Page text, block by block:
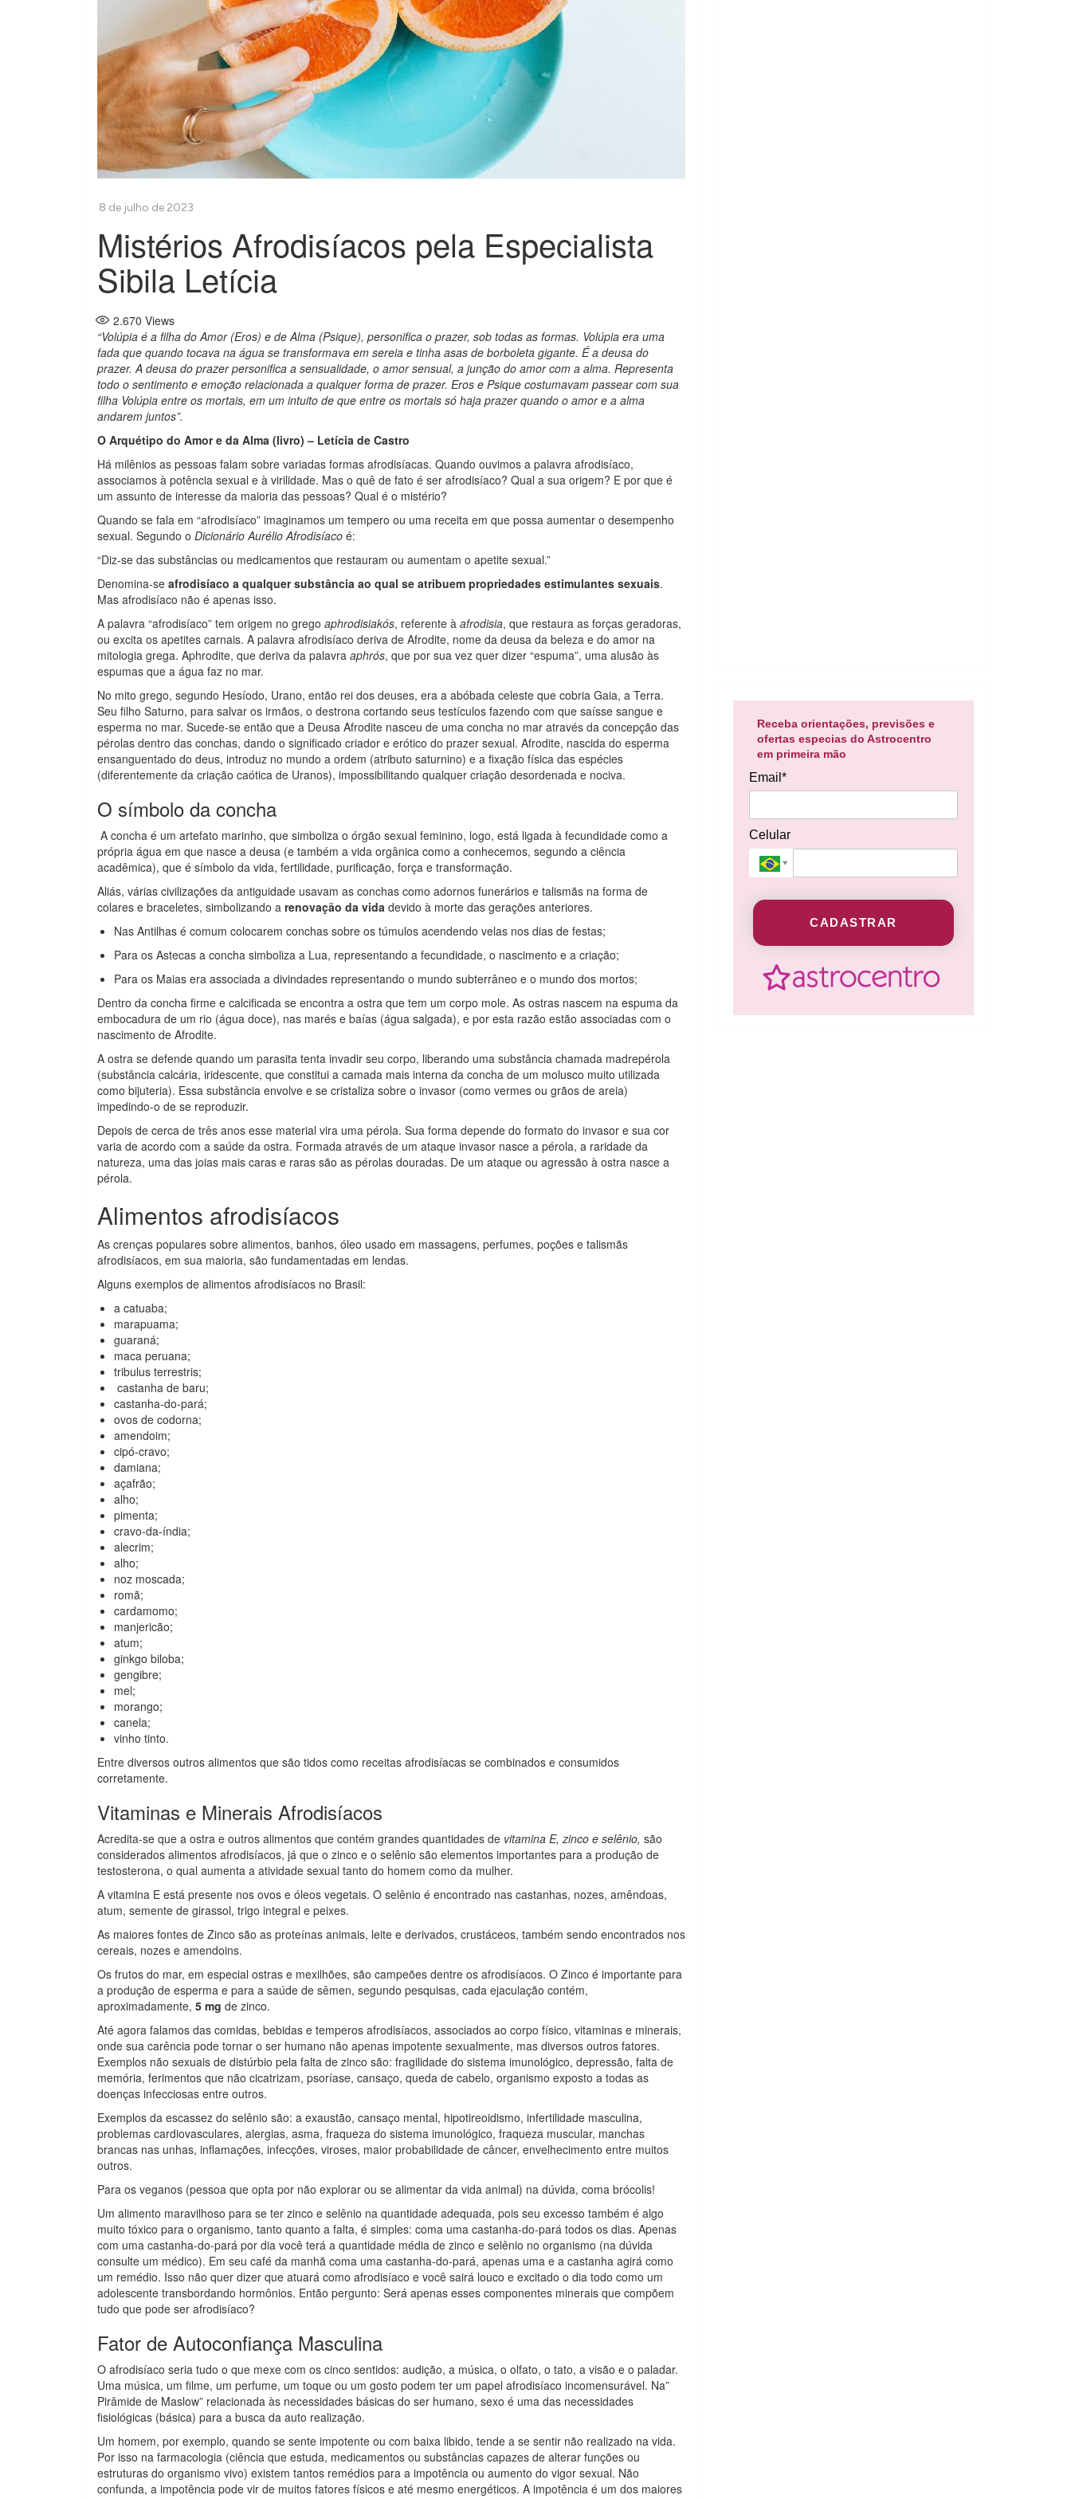
Mistérios Afrodisíacos pela Especialista
Sibila Letícia
2.670 Views
“Volúpia é a filha do Amor (Eros) e de Alma (Psique), personifica o prazer, sob todas as formas. Volúpia era uma
fada que quando tocava na água se transformava em sereia e tinha asas de borboleta gigante. É a deusa do
prazer. A deusa do prazer personifica a sensualidade, o amor sensual, a junção do amor com a alma. Representa
todo o sentimento e emoção relacionada a qualquer forma de prazer. Eros e Psique costumavam passear com sua
filha Volúpia entre os mortais, em um intuito de que entre os mortais só haja prazer quando o amor e a alma
andarem juntos”.
O Arquétipo do Amor e da Alma (livro) – Letícia de Castro
Há milênios as pessoas falam sobre variadas formas afrodisíacas. Quando ouvimos a palavra afrodisíaco,
associamos à potência sexual e à virilidade. Mas o quê de fato é ser afrodisíaco? Qual a sua origem? E por que é
um assunto de interesse da maioria das pessoas? Qual é o mistério?
Quando se fala em “afrodisíaco” imaginamos um tempero ou uma receita em que possa aumentar o desempenho
sexual. Segundo o Dicionário Aurélio Afrodisíaco é:
“Diz-se das substâncias ou medicamentos que restauram ou aumentam o apetite sexual.”
Denomina-se afrodisíaco a qualquer substância ao qual se atribuem propriedades estimulantes sexuais.
Mas afrodisíaco não é apenas isso.
A palavra “afrodisíaco” tem origem no grego aphrodisiakós, referente à afrodisia, que restaura as forças geradoras,
ou excita os apetites carnais. A palavra afrodisíaco deriva de Afrodite, nome da deusa da beleza e do amor na
mitologia grega. Aphrodite, que deriva da palavra aphrós, que por sua vez quer dizer “espuma”, uma alusão às
espumas que a água faz no mar.
No mito grego, segundo Hesíodo, Urano, então rei dos deuses, era a abóbada celeste que cobria Gaia, a Terra.
Seu filho Saturno, para salvar os irmãos, o destrona cortando seus testículos fazendo com que saísse sangue e
esperma no mar. Sucede-se então que a Deusa Afrodite nasceu de uma concha no mar através da concepção das
pérolas dentro das conchas, dando o significado criador e erótico do prazer sexual. Afrodite, nascida do esperma
ensanguentado do deus, introduz no mundo a ordem (atributo saturnino) e a fixação física das espécies
(diferentemente da criação caótica de Uranos), impossibilitando qualquer criação desordenada e nociva.
O símbolo da concha
A concha é um artefato marinho, que simboliza o órgão sexual feminino, logo, está ligada à fecundidade como a
própria água em que nasce a deusa (e também a vida orgânica como a conhecemos, segundo a ciência
acadêmica), que é símbolo da vida, fertilidade, purificação, força e transformação.
Aliás, várias civilizações da antiguidade usavam as conchas como adornos funerários e talismãs na forma de
colares e braceletes, simbolizando a renovação da vida devido à morte das gerações anteriores.
Nas Antilhas é comum colocarem conchas sobre os túmulos acendendo velas nos dias de festas;
Para os Astecas a concha simboliza a Lua, representando a fecundidade, o nascimento e a criação;
Para os Maias era associada a divindades representando o mundo subterrâneo e o mundo dos mortos;
Dentro da concha firme e calcificada se encontra a ostra que tem um corpo mole. As ostras nascem na espuma da
embocadura de um rio (água doce), nas marés e baías (água salgada), e por esta razão estão associadas com o
nascimento de Afrodite.
A ostra se defende quando um parasita tenta invadir seu corpo, liberando uma substância chamada madrepérola
(substância calcária, iridescente, que constitui a camada mais interna da concha de um molusco muito utilizada
como bijuteria). Essa substância envolve e se cristaliza sobre o invasor (como vermes ou grãos de areia)
impedindo-o de se reproduzir.
Depois de cerca de três anos esse material vira uma pérola. Sua forma depende do formato do invasor e sua cor
varia de acordo com a saúde da ostra. Formada através de um ataque invasor nasce a pérola, a raridade da
natureza, uma das joias mais caras e raras são as pérolas douradas. De um ataque ou agressão à ostra nasce a
pérola.
Alimentos afrodisíacos
As crenças populares sobre alimentos, banhos, óleo usado em massagens, perfumes, poções e talismãs
afrodisíacos, em sua maioria, são fundamentadas em lendas.
Alguns exemplos de alimentos afrodisíacos no Brasil:
a catuaba;
marapuama;
guaraná;
maca peruana;
tribulus terrestris;
castanha de baru;
castanha-do-pará;
ovos de codorna;
amendoim;
cipó-cravo;
damiana;
açafrão;
alho;
pimenta;
cravo-da-índia;
alecrim;
alho;
noz moscada;
romã;
cardamomo;
manjericão;
atum;
ginkgo biloba;
gengibre;
mel;
morango;
canela;
vinho tinto.
Entre diversos outros alimentos que são tidos como receitas afrodisíacas se combinados e consumidos
corretamente.
Vitaminas e Minerais Afrodisíacos
Acredita-se que a ostra e outros alimentos que contém grandes quantidades de vitamina E, zinco e selênio, são
considerados alimentos afrodisíacos, já que o zinco e o selênio são elementos importantes para a produção de
testosterona, o qual aumenta a atividade sexual tanto do homem como da mulher.
A vitamina E está presente nos ovos e óleos vegetais. O selênio é encontrado nas castanhas, nozes, amêndoas,
atum, semente de girassol, trigo integral e peixes.
As maiores fontes de Zinco são as proteínas animais, leite e derivados, crustáceos, também sendo encontrados nos
cereais, nozes e amendoins.
Os frutos do mar, em especial ostras e mexilhões, são campeões dentre os afrodisíacos. O Zinco é importante para
a produção de esperma e para a saúde de sêmen, segundo pesquisas, cada ejaculação contém,
aproximadamente, 5 mg de zinco.
Até agora falamos das comidas, bebidas e temperos afrodisíacos, associados ao corpo físico, vitaminas e minerais,
onde sua carência pode tornar o ser humano não apenas impotente sexualmente, mas diversos outros fatores.
Exemplos não sexuais de distúrbio pela falta de zinco são: fragilidade do sistema imunológico, depressão, falta de
memória, ferimentos que não cicatrizam, psoríase, cansaço, queda de cabelo, organismo exposto a todas as
doenças infecciosas entre outros.
Exemplos da escassez do selênio são: a exaustão, cansaço mental, hipotireoidismo, infertilidade masculina,
problemas cardiovasculares, alergias, asma, fraqueza do sistema imunológico, fraqueza muscular, manchas
brancas nas unhas, inflamações, infecções, viroses, maior probabilidade de câncer, envelhecimento entre muitos
outros.
Para os veganos (pessoa que opta por não explorar ou se alimentar da vida animal) na dúvida, coma brócolis!
Um alimento maravilhoso para se ter zinco e selênio na quantidade adequada, pois seu excesso também é algo
muito tóxico para o organismo, tanto quanto a falta, é simples: coma uma castanha-do-pará todos os dias. Apenas
com uma castanha-do-pará por dia você terá a quantidade média de zinco e selênio no organismo (na dúvida
consulte um médico). Em seu café da manhã coma uma castanha-do-pará, apenas uma e a castanha agirá como
um remédio. Isso não quer dizer que atuará como afrodisíaco e você sairá louco e excitado o dia todo como um
adolescente transbordando hormônios. Então pergunto: Será apenas esses componentes minerais que compõem
tudo que pode ser afrodisíaco?
Fator de Autoconfiança Masculina
O afrodisíaco seria tudo o que mexe com os cinco sentidos: audição, a música, o olfato, o tato, a visão e o paladar.
Uma música, um filme, um perfume, um toque ou um gosto podem ter um papel afrodisíaco incomensurável. Na”
Pirâmide de Maslow” relacionada às necessidades básicas do ser humano, sexo é uma das necessidades
fisiológicas (básica) para a busca da auto realização.
Um homem, por exemplo, quando se sente impotente ou com baixa libido, tende a se sentir não realizado na vida.
Por isso na farmacologia (ciência que estuda, medicamentos ou substâncias capazes de alterar funções ou
estruturas do organismo vivo) existem tantos remédios para a impotência ou aumento do vigor sexual. Não
confunda, a impotência pode vir de muitos fatores físicos e até mesmo energéticos. A impotência é um dos maiores
Receba orientações, previsões e
ofertas especias do Astrocentro
em primeira mão
Email*
Celular
CADASTRAR